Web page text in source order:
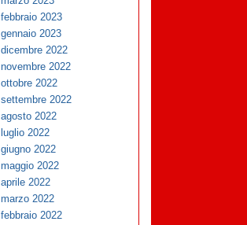
febbraio 2023
gennaio 2023
dicembre 2022
novembre 2022
ottobre 2022
settembre 2022
agosto 2022
luglio 2022
giugno 2022
maggio 2022
aprile 2022
marzo 2022
febbraio 2022